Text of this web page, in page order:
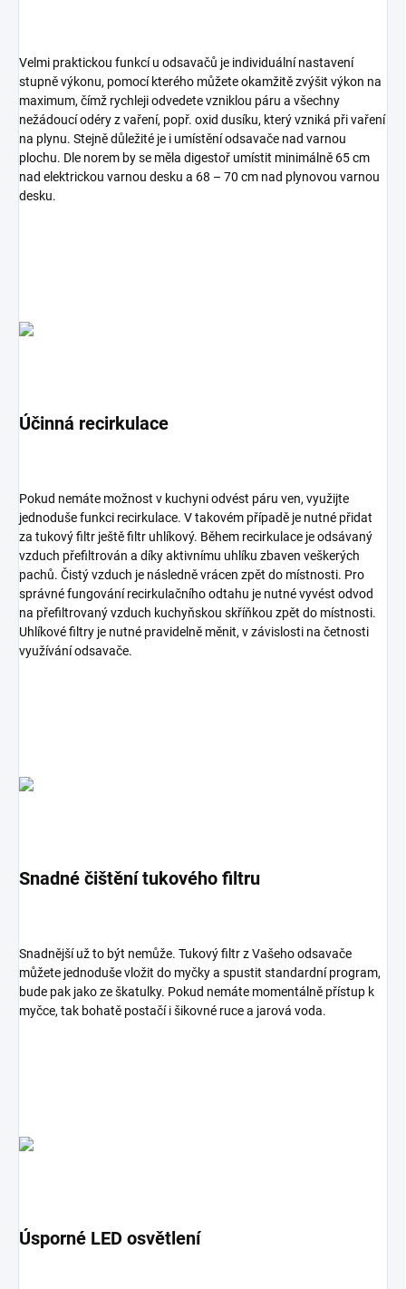
Velmi praktickou funkcí u odsavačů je individuální nastavení
stupně výkonu, pomocí kterého můžete okamžitě zvýšit výkon na
maximum, čímž rychleji odvedete vzniklou páru a všechny
nežádoucí odéry z vaření, popř. oxid dusíku, který vzniká při vaření
na plynu. Stejně důležité je i umístění odsavače nad varnou
plochu. Dle norem by se měla digestoř umístit minimálně 65 cm
nad elektrickou varnou desku a 68 – 70 cm nad plynovou varnou
desku.
Účinná recirkulace
Pokud nemáte možnost v kuchyni odvést páru ven, využijte
jednoduše funkci recirkulace. V takovém případě je nutné přidat
za tukový filtr ještě filtr uhlíkový. Během recirkulace je odsávaný
vzduch přefiltrován a díky aktivnímu uhlíku zbaven veškerých
pachů. Čistý vzduch je následně vrácen zpět do místnosti. Pro
správné fungování recirkulačního odtahu je nutné vyvést odvod
na přefiltrovaný vzduch kuchyňskou skříňkou zpět do místnosti.
Uhlíkové filtry je nutné pravidelně měnit, v závislosti na četnosti
využívání odsavače.
Snadné čištění tukového filtru
Snadnější už to být nemůže. Tukový filtr z Vašeho odsavače
můžete jednoduše vložit do myčky a spustit standardní program,
bude pak jako ze škatulky. Pokud nemáte momentálně přístup k
myčce, tak bohatě postačí i šikovné ruce a jarová voda.
Úsporné LED osvětlení